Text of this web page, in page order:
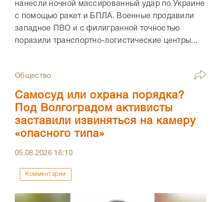
нанесли ночной массированный удар по Украине
с помощью ракет и БПЛА. Военные продавили
западное ПВО и с филигранной точностью
поразили транспортно-логистические центры...
Общество
Самосуд или охрана порядка?
Под Волгоградом активисты
заставили извиняться на камеру
«опасного типа»
05.08.2026 16:10
Комментарии